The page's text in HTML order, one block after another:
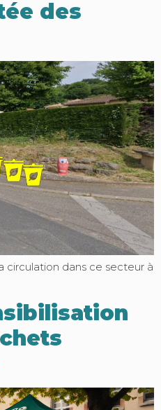
des
circulation dans ce secteur à